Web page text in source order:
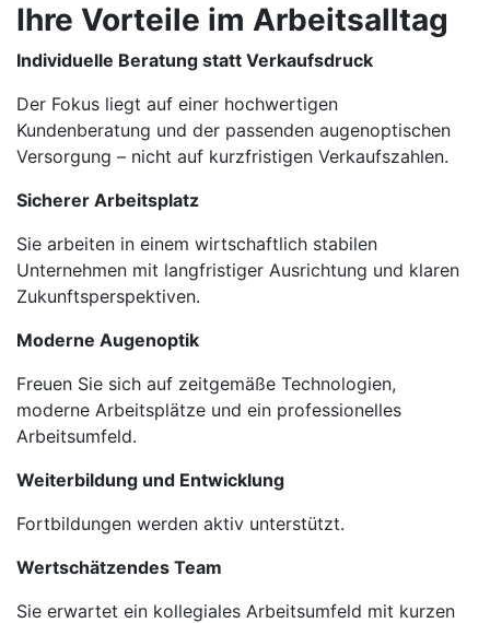
Ihre Vorteile im Arbeitsalltag
Individuelle Beratung statt Verkaufsdruck
Der Fokus liegt auf einer hochwertigen
Kundenberatung und der passenden augenoptischen
Versorgung – nicht auf kurzfristigen Verkaufszahlen.
Sicherer Arbeitsplatz
Sie arbeiten in einem wirtschaftlich stabilen
Unternehmen mit langfristiger Ausrichtung und klaren
Zukunftsperspektiven.
Moderne Augenoptik
Freuen Sie sich auf zeitgemäße Technologien,
moderne Arbeitsplätze und ein professionelles
Arbeitsumfeld.
Weiterbildung und Entwicklung
Fortbildungen werden aktiv unterstützt.
Wertschätzendes Team
Sie erwartet ein kollegiales Arbeitsumfeld mit kurzen